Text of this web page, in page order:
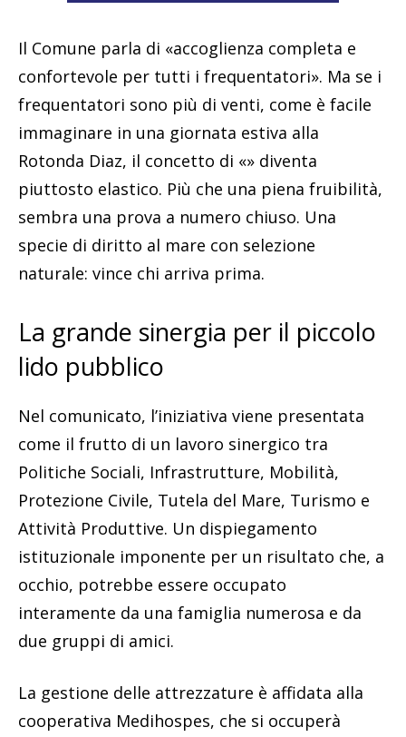
Il Comune parla di «accoglienza completa e
confortevole per tutti i frequentatori». Ma se i
frequentatori sono più di venti, come è facile
immaginare in una giornata estiva alla
Rotonda Diaz, il concetto di «» diventa
piuttosto elastico. Più che una piena fruibilità,
sembra una prova a numero chiuso. Una
specie di diritto al mare con selezione
naturale: vince chi arriva prima.
La grande sinergia per il piccolo
lido pubblico
Nel comunicato, l’iniziativa viene presentata
come il frutto di un lavoro sinergico tra
Politiche Sociali, Infrastrutture, Mobilità,
Protezione Civile, Tutela del Mare, Turismo e
Attività Produttive. Un dispiegamento
istituzionale imponente per un risultato che, a
occhio, potrebbe essere occupato
interamente da una famiglia numerosa e da
due gruppi di amici.
La gestione delle attrezzature è affidata alla
cooperativa Medihospes, che si occuperà